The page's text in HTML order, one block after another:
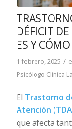
DÉFICIT
ES Y
1 febrero, 2025 /
Psicólogo Clinica
El Trastorno
Atención
que afecta